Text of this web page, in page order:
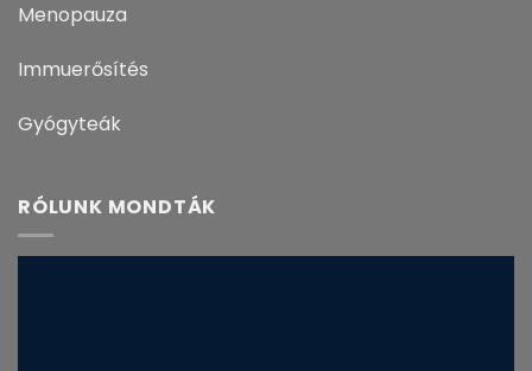
Menopauza
Immuerősítés
Gyógyteák
RÓLUNK MONDTÁK